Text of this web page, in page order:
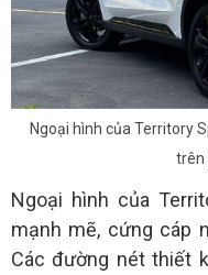
Ngoại hình của Territory
trên
Ngoại hình của
mạnh mẽ, cứng cáp
Các đường nét thiết